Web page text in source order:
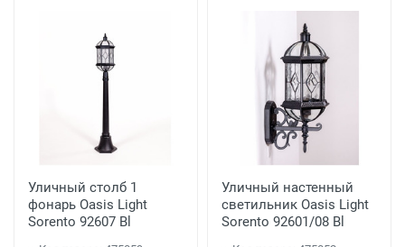
Уличный столб 1
фонарь Oasis Light
Sorento 92607 Bl
Уличный настенный
светильник Oasis Light
Sorento 92601/08 Bl